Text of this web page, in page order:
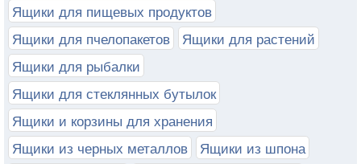
Ящики для пищевых продуктов
Ящики для пчелопакетов
Ящики для растений
Ящики для рыбалки
Ящики для стеклянных бутылок
Ящики и корзины для хранения
Ящики из черных металлов
Ящики из шпона